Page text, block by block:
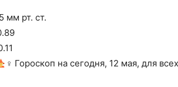
мм рт. ст.
‍♀ Гороскоп на сегодня, 12 мая, для